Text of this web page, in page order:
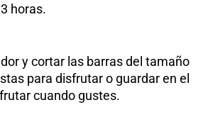
horas.
y cortar las barras del tamaño
para disfrutar o guardar en el
cuando gustes.